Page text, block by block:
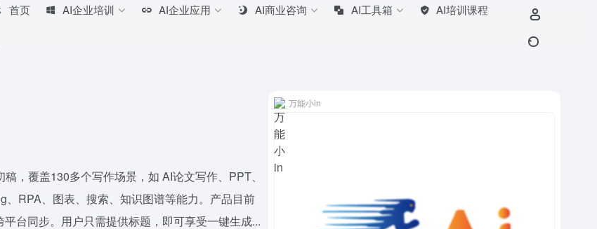
首页 AI企业培训 AI企业应用 AI商业咨询 AI工具箱 AI培训课程
，覆盖130多个写作场景，如 AI论文写作、PPT、
RPA、图表、搜索、知识图谱等能力。产品目前
台同步。用户只需提供标题，即可享受一键生成...
万能小in